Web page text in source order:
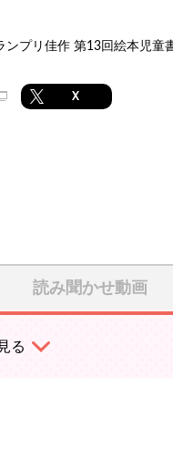
プリ佳作 第13回絵本児童
X
読み聞かせ動画
る